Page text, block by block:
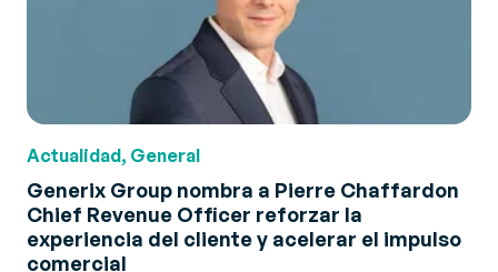
Actualidad, General
Generix Group nombra a Pierre Chaffardon
Chief Revenue Officer reforzar la
experiencia del cliente y acelerar el impulso
comercial